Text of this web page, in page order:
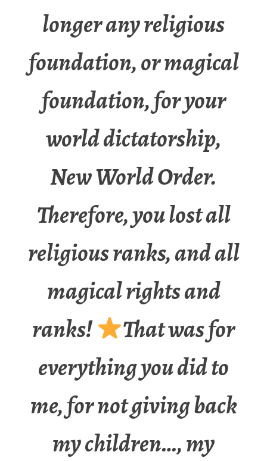
longer any religious
foundation, or magical
foundation, for your
world dictatorship,
New World Order.
Therefore, you lost all
religious ranks, and all
magical rights and
ranks!
That was for
everything you did to
me, for not giving back
my children…, my